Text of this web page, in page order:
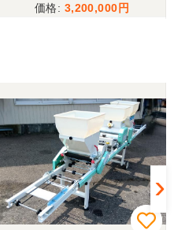
ました。とても良いお取
日が続きましたが、今日ト
した。 前の古いのと比べる
快調にすることができまし
した。
で譲って頂きありがとうご
3,200,000